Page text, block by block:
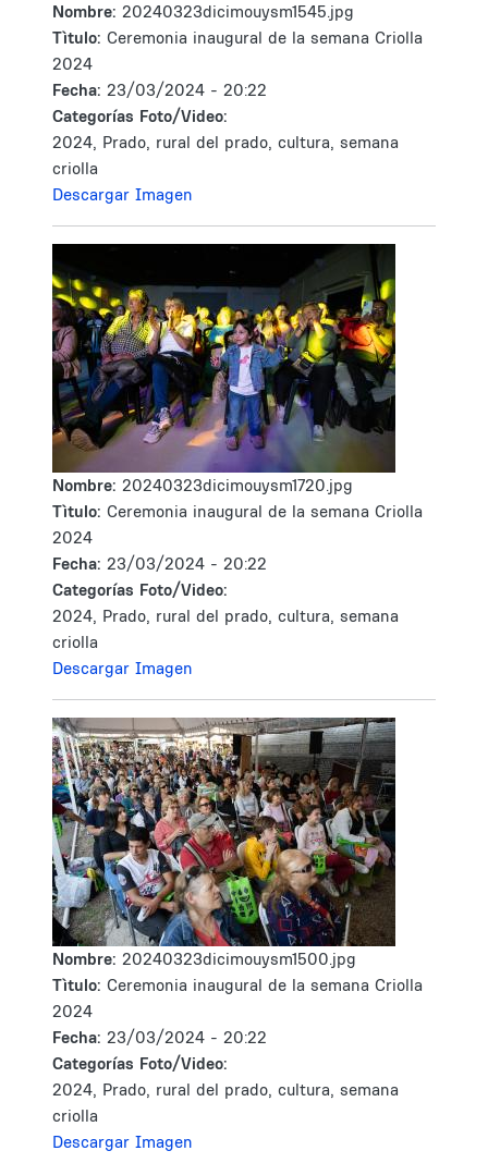
Nombre: 20240323dicimouysm1545.jpg
Tìtulo: Ceremonia inaugural de la semana Criolla
2024
Fecha: 23/03/2024 - 20:22
Categorías Foto/Video:
2024, Prado, rural del prado, cultura, semana
criolla
Descargar Imagen
Nombre: 20240323dicimouysm1720.jpg
Tìtulo: Ceremonia inaugural de la semana Criolla
2024
Fecha: 23/03/2024 - 20:22
Categorías Foto/Video:
2024, Prado, rural del prado, cultura, semana
criolla
Descargar Imagen
Nombre: 20240323dicimouysm1500.jpg
Tìtulo: Ceremonia inaugural de la semana Criolla
2024
Fecha: 23/03/2024 - 20:22
Categorías Foto/Video:
2024, Prado, rural del prado, cultura, semana
criolla
Descargar Imagen